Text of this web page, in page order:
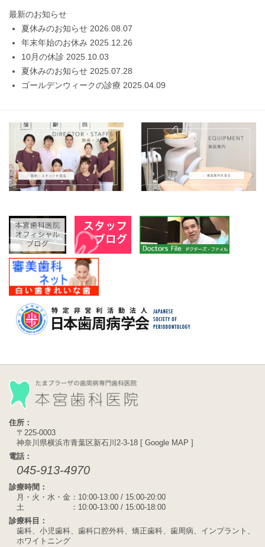
最新のお知らせ
夏休みのお知らせ 2026.08.07
年末年始のお休み 2025.12.26
10月の休診 2025.10.03
夏休みのお知らせ 2025.07.28
ゴールデンウィークの診療 2025.04.09
住所：
〒225-0003
神奈川県横浜市青葉区新石川2-3-18 [ Google MAP
電話：
045-913-4970
診療時間：
月・火・水・金：10:00-13:00 / 15:00-20:00
土 ：10:00-13:00 / 15:00-18:00
診療科目：
歯科、小児歯科、歯科口腔外科、矯正歯科、歯周病、インプラント、
ホワイトニング